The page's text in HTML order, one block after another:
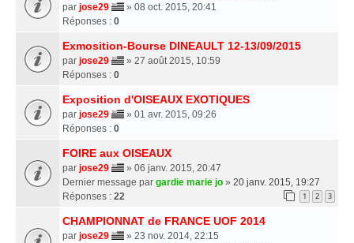
par jose29
» 08 oct. 2015, 20:41
Réponses : 0
Exmosition-Bourse DINEAULT 12-13/09/2015
par jose29
» 27 août 2015, 10:59
Réponses : 0
Exposition d'OISEAUX EXOTIQUES
par jose29
» 01 avr. 2015, 09:26
Réponses : 0
FOIRE aux OISEAUX
par jose29
» 06 janv. 2015, 20:47
Dernier message par gardie marie jo » 20 janv. 2015, 19:27
Réponses : 22 1 2 3
CHAMPIONNAT de FRANCE UOF 2014
par jose29
» 23 nov. 2014, 22:15